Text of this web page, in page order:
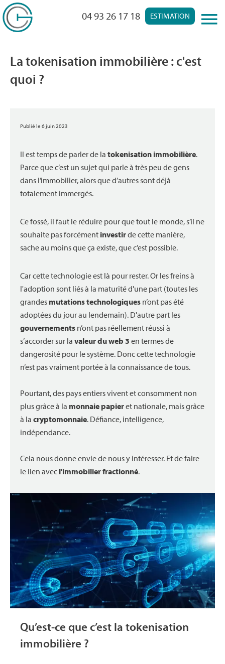
ESTIMATION
04 93 26 17 18
La tokenisation immobilière : c'est
quoi ?
Publié le 6 juin 2023
Il est temps de parler de la tokenisation immobilière.
Parce que c’est un sujet qui parle à très peu de gens
dans l’immobilier, alors que d’autres sont déjà
totalement immergés.
Ce fossé, il faut le réduire pour que tout le monde, s’il ne
souhaite pas forcément investirde cette manière,
sache au moins que ça existe, que c’est possible.
Car cette technologie est là pour rester. Or les freins à
l'adoption sont liés à la maturité d'une part (toutes les
grandes mutations technologiques n’ont pas été
adoptées du jour au lendemain). D'autre part les
gouvernements n’ont pas réellement réussi à
s’accorder sur la valeur du web 3 en termes de
dangerosité pour le système. Donc cette technologie
n’est pas vraiment portée à la connaissance de tous.
Pourtant, des pays entiers vivent et consomment non
plus grâce à la monnaie papieret nationale, mais grâce
à la cryptomonnaie. Défiance, intelligence,
indépendance.
Cela nous donne envie de nous y intéresser. Et de faire
le lien avec l'immobilier fractionné.
Qu’est-ce que c’est la tokenisation
immobilière ?